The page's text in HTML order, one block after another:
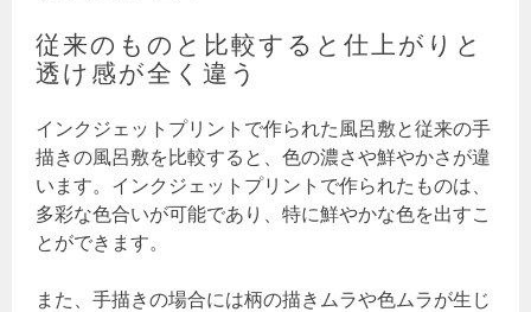
従来のものと比較すると仕上がりと
透け感が全く違う
インクジェットプリントで作られた風呂敷と従来の手
描きの風呂敷を比較すると、色の濃さや鮮やかさが違
います。インクジェットプリントで作られたものは、
多彩な色合いが可能であり、特に鮮やかな色を出すこ
とができます。
また、手描きの場合には柄の描きムラや色ムラが生じ